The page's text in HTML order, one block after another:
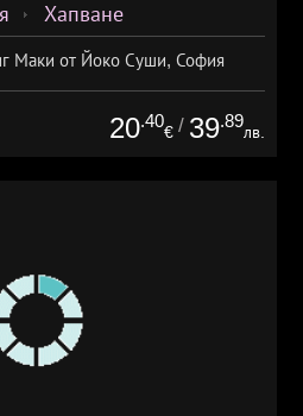
Хапване
Маки от Йоко Суши, София
20.40
€ / 39.89
лв.